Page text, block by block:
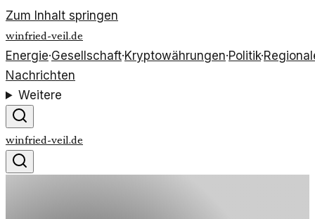
Zum Inhalt springen
winfried-veil.de
Energie·Gesellschaft·Kryptowährungen·Politik·
Nachrichten
Weitere
winfried-veil.de